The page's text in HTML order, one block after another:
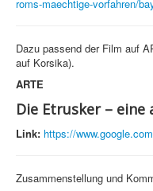
roms-maechtige-vorfahren/
Dazu passend der Film auf
auf Korsika).
ARTE
Die Etrusker –
Link: https://
Zusammenstellung und